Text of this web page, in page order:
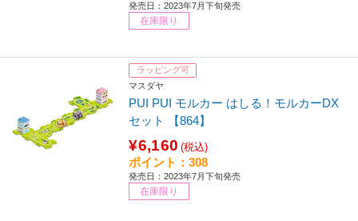
発売日：2023年7月下旬発売
在庫限り
ラッピング可
マスダヤ
PUI PUI モルカー はしる！モルカーDX
セット 【864】
¥6,160 (税込)
ポイント：308
発売日：2023年7月下旬発売
在庫限り